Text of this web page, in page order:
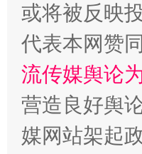
在谋一域中谋
或将被反映
代表本网赞
流传媒舆论
营造良好舆
媒网站架起